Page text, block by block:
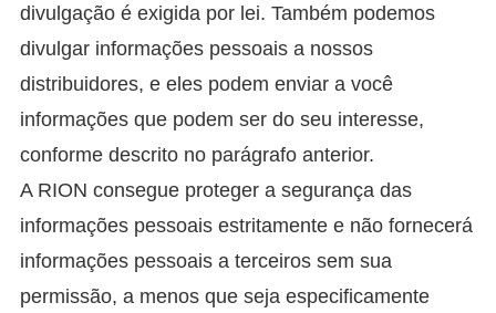
divulgação é exigida por lei. Também podemos
divulgar informações pessoais a nossos
distribuidores, e eles podem enviar a você
informações que podem ser do seu interesse,
conforme descrito no parágrafo anterior.
A RION consegue proteger a segurança das
informações pessoais estritamente e não fornecerá
informações pessoais a terceiros sem sua
permissão, a menos que seja especificamente